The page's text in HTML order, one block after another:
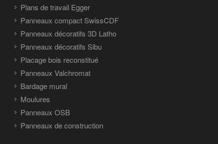
Plans de travail Egger
Panneaux compact SwissCDF
Panneaux décoratifs 3D Latho
Panneaux décoratifs Sibu
Placage bois reconstitué
Panneaux Valchromat
Bardage mural
Moulures
Panneaux OSB
Panneaux de construction